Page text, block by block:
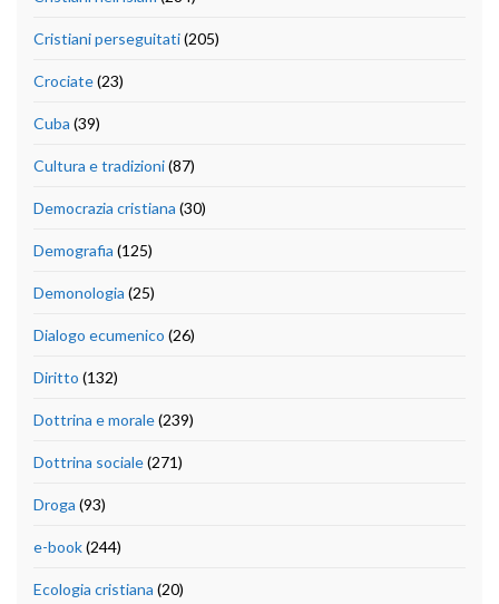
Cristiani perseguitati(205)
Crociate(23)
Cuba (39)
Cultura e tradizioni(87)
Democrazia cristiana (30)
Demografia (125)
Demonologia (25)
Dialogo ecumenico (26)
Diritto (132)
Dottrina e morale(239)
Dottrina sociale(271)
Droga (93)
e-book(244)
Ecologia cristiana (20)